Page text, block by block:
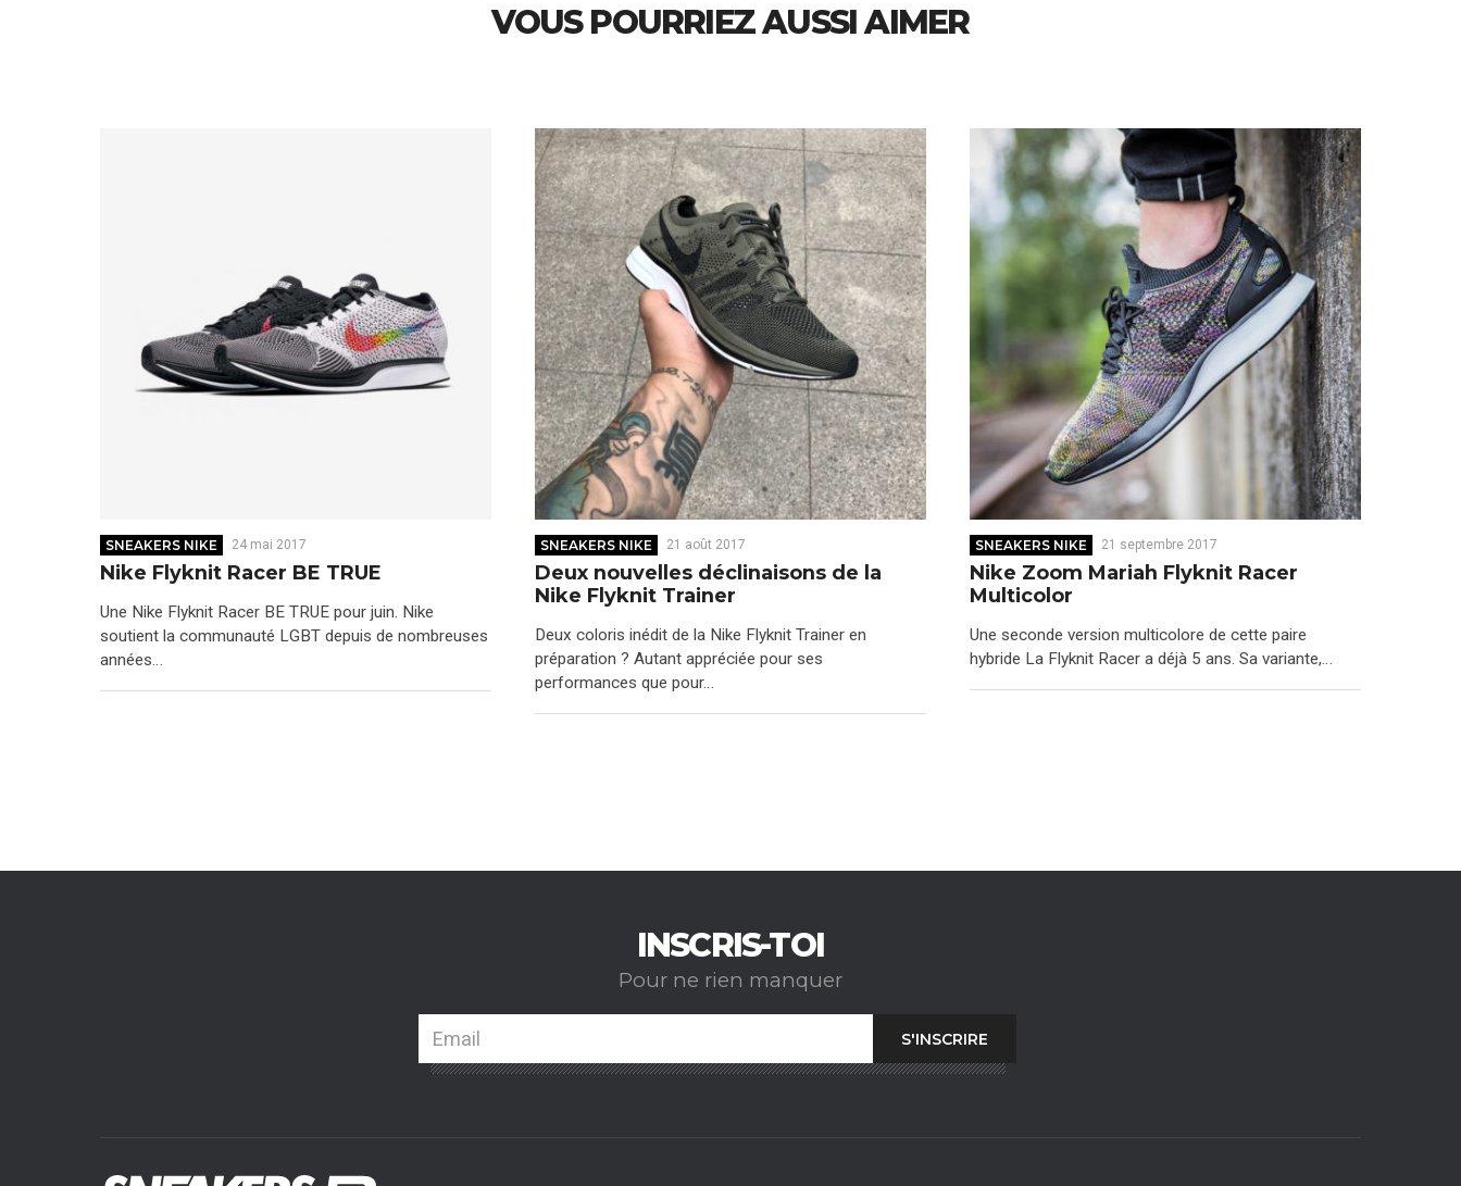
VOUS POURRIEZ AUSSI AIMER
SNEAKERS NIKE 24 mai 2017
Nike Flyknit Racer BE TRUE
Une Nike Flyknit Racer BE TRUE pour juin. Nike
soutient la communauté LGBT depuis de nombreuses
années…
SNEAKERS NIKE 21 août 2017
Deux nouvelles déclinaisons de la
Nike Flyknit Trainer
Deux coloris inédit de la Nike Flyknit Trainer en
préparation ? Autant appréciée pour ses
performances que pour…
SNEAKERS NIKE 21 septembre 2017
Nike Zoom Mariah Flyknit Racer
Multicolor
Une seconde version multicolore de cette paire
hybride La Flyknit Racer a déjà 5 ans. Sa variante,…
INSCRIS-TOI
Pour ne rien manquer